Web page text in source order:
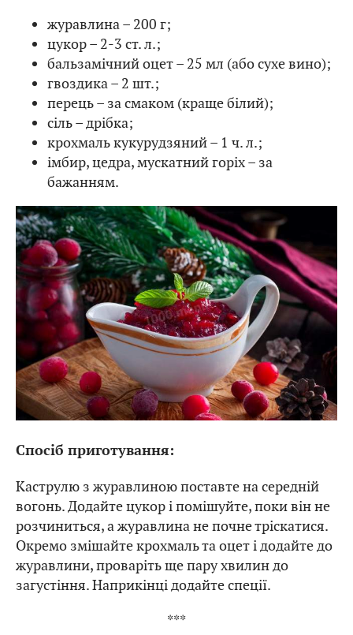
журавлина – 200 г;
цукор – 2-3 ст. л.;
бальзамічний оцет – 25 мл (або сухе вино);
гвоздика – 2 шт.;
перець – за смаком (краще білий);
сіль – дрібка;
крохмаль кукурудзяний – 1 ч. л.;
імбир, цедра, мускатний горіх – за
бажанням.
Спосіб приготування:
Каструлю з журавлиною поставте на середній
вогонь. Додайте цукор і помішуйте, поки він не
розчиниться, а журавлина не почне тріскатися.
Окремо змішайте крохмаль та оцет і додайте до
журавлини, проваріть ще пару хвилин до
загустіння. Наприкінці додайте спеції.
***